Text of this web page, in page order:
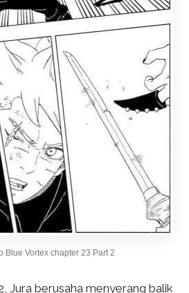
Blue Vortex chapter 23 Part 2
Jura berusaha menyerang balik